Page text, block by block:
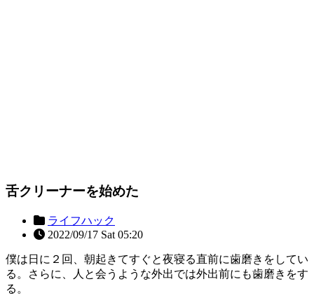
舌クリーナーを始めた
ライフハック
2022/09/17 Sat 05:20
僕は日に２回、朝起きてすぐと夜寝る直前に歯磨きをしてい
る。さらに、人と会うような外出では外出前にも歯磨きをす
る。